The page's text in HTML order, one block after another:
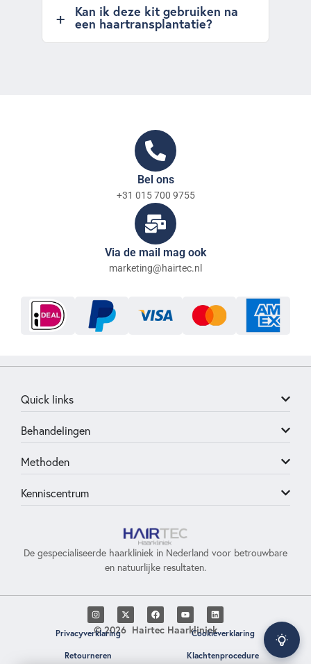
Kan ik deze kit gebruiken na
een haartransplantatie?
Bel ons
+31 015 700 9755
Via de mail mag ook
marketing@hairtec.nl
Quick links
Behandelingen
Methoden
Kenniscentrum
De gespecialiseerde haarkliniek in Nederland voor betrouwbare
en natuurlijke resultaten.
© 2026 Hairtec Haarkliniek
Privacyverklaring Cookieverklaring
Retourneren Klachtenprocedure